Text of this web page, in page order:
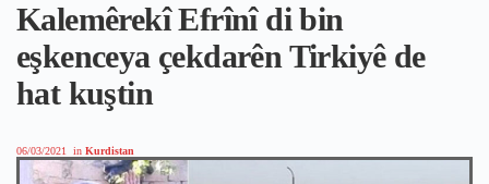
Kalemêrekî Efrînî di bin
eşkenceya çekdarên Tirkiyê de
hat kuştin
06/03/2021 in Kurdistan